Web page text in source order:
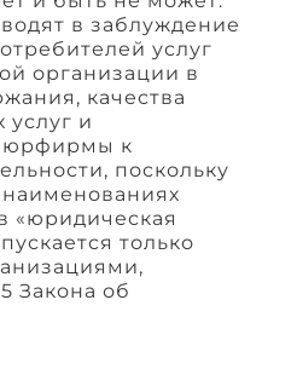
в заблуждение
услуг
организации в
качества
услуг и
юрфирмы к
поскольку
«юридическая
только
Закона об